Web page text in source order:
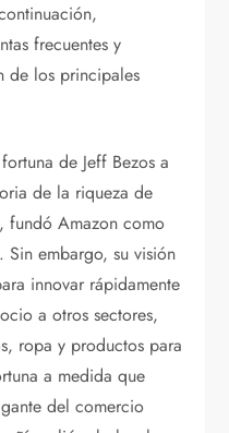
frecuentes y
de los principales
de Jeff Bezos a
de la riqueza de
fundó Amazon como
Sin embargo, su visión
innovar rápidamente
a otros sectores,
ropa y productos para
a medida que
del comercio